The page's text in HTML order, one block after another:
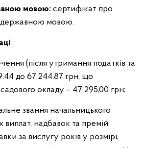
мовою: сертифікат про
державною мовою.
(після утримання податків та
до 67 244,87 грн, що
окладу – 47 295,00 грн;
звання начальницького
виплат, надбавок та премій;
за вислугу років у розмірі,